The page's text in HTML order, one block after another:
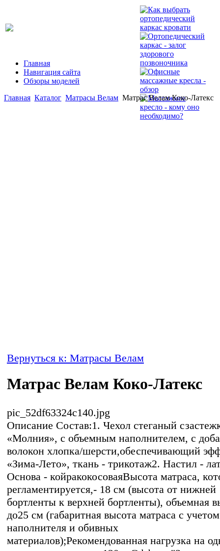
Главная
Навигация сайта
Обзоры моделей
Главная Каталог Матрасы Велам Матрас Велам Коко-Латекс
Вернуться к: Матрасы Велам
Матрас Велам Коко-Латекс
pic_52df63324c140.jpg
Описание Состав:1. Чехол стеганый
«Молния», с объемным наполнителем, с
волокон хлопка/шерсти,обеспечивающий
«Зима-Лето», ткань - трикотаж2. Настил -
Основа - койракокосоваяВысота матраса,
регламентируется,- 18 см (высота от нижней
бортленты к верхней бортленты), объемная
до25 см (габаритная высота матраса с учетом
наполнителя и обивных
материалов);Рекомендованная нагрузка на